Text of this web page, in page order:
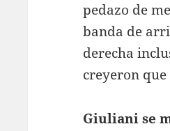
pedazo de
banda de
derecha
creyeron
Giuliani se